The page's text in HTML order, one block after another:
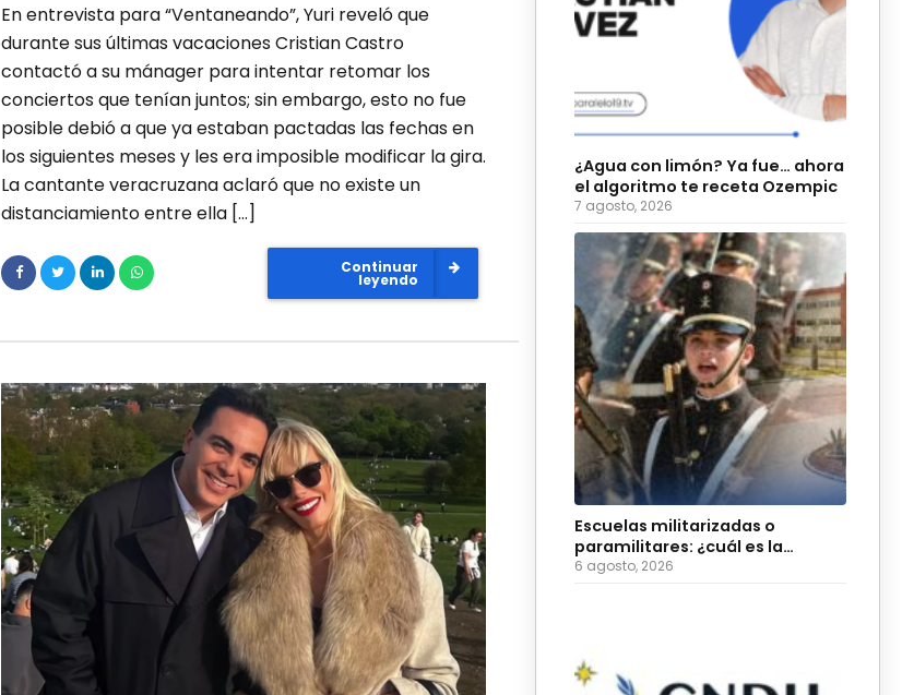
En entrevista para “Ventaneando”, Yuri reveló que
durante sus últimas vacaciones Cristian Castro
contactó a su mánager para intentar retomar los
conciertos que tenían juntos; sin embargo, esto no fue
posible debió a que ya estaban pactadas las fechas en
los siguientes meses y les era imposible modificar la gira.
La cantante veracruzana aclaró que no existe un
distanciamiento entre ella […]
Continuar
leyendo
¿Agua con limón? Ya fue… ahora
el algoritmo te receta Ozempic
7 agosto, 2026
Escuelas militarizadas o
paramilitares: ¿cuál es la
diferencia?
6 agosto, 2026